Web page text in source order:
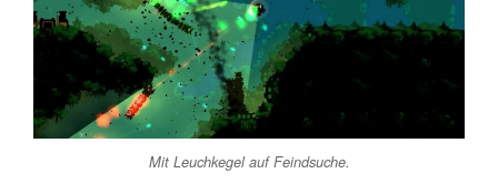
Mit Leuchkegel auf Feindsuche.